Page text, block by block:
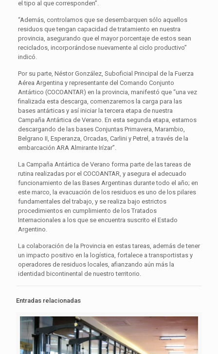
el tipo al que corresponden”.
“Además, controlamos que se desembarquen sólo aquellos
residuos que tengan capacidad de tratamiento en nuestra
provincia, asegurando que el mayor porcentaje de estos sean
reciclados, incorporándose nuevamente al ciclo productivo”
indicó.
Por su parte, Néstor González, Suboficial Principal de la Fuerza
Aérea Argentina y representante del Comando Conjunto
Antártico (COCOANTAR) en la provincia, manifestó que “una vez
finalizada esta descarga, comenzaremos la carga para las
bases antárticas y así iniciar la tercera etapa de nuestra
Campaña Antártica de Verano. En esta segunda etapa, estamos
descargando de las bases Conjuntas Primavera, Marambio,
Belgrano II, Esperanza, Orcadas, Carlini y Petrel, a través de la
embarcación ARA Almirante Irízar”.
La Campaña Antártica de Verano forma parte de las tareas de
rutina realizadas por el COCOANTAR, y asegura el adecuado
funcionamiento de las Bases Argentinas durante todo el año; en
este marco, la evacuación de los residuos es uno de los pilares
fundamentales del trabajo, y se realiza bajo estrictos
procedimientos en cumplimiento de los Tratados
Internacionales a los que se encuentra suscrito el Estado
Argentino.
La colaboración de la Provincia en estas tareas, además de tener
un impacto positivo en la logística, fortalece a transportistas y
operadores de residuos locales, afianzando aún más la
identidad bicontinental de nuestro territorio.
Entradas relacionadas